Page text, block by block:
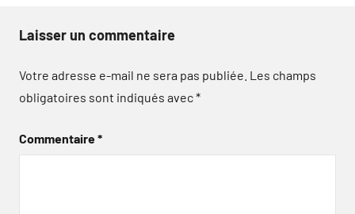
Laisser un commentaire
Votre adresse e-mail ne sera pas publiée. Les champs
obligatoires sont indiqués avec*
Commentaire*